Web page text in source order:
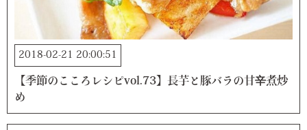
2018-02-21 20:00:51
【季節のこころレシピvol.73】長芋と豚バラの甘辛煮炒
め